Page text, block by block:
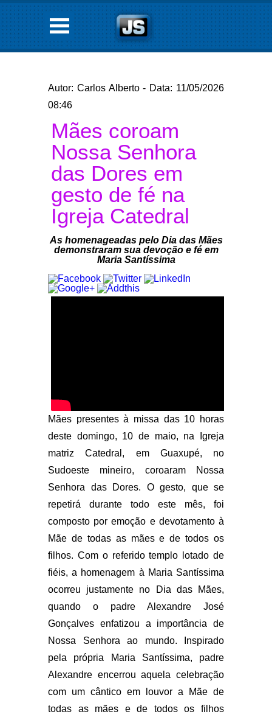
Autor: Carlos Alberto - Data: 11/05/2026
08:46
Mães coroam
Nossa Senhora
das Dores em
gesto de fé na
Igreja Catedral
As homenageadas pelo Dia das Mães
demonstraram sua devoção e fé em
Maria Santíssima
Mães presentes à missa das 10 horas
deste domingo, 10 de maio, na Igreja
matriz Catedral, em Guaxupé, no
Sudoeste mineiro, coroaram Nossa
Senhora das Dores. O gesto, que se
repetirá durante todo este mês, foi
composto por emoção e devotamento à
Mãe de todas as mães e de todos os
filhos. Com o referido templo lotado de
fiéis, a homenagem à Maria Santíssima
ocorreu justamente no Dia das Mães,
quando o padre Alexandre José
Gonçalves enfatizou a importância de
Nossa Senhora ao mundo. Inspirado
pela própria Maria Santíssima, padre
Alexandre encerrou aquela celebração
com um cântico em louvor a Mãe de
todas as mães e de todos os filhos